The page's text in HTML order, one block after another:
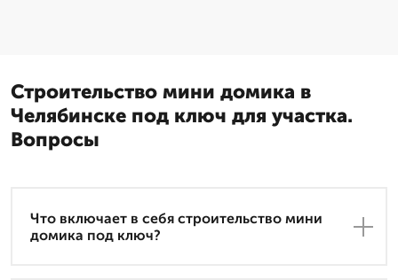
Строительство мини домика в
Челябинске под ключ для участка.
Вопросы
Что включает в себя строительство мини
домика под ключ?